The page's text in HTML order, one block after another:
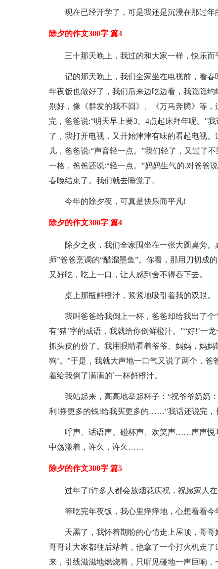
现在已经开学了，可是我还是沉浸在那过年
除夕的作文300字 篇3
三十那天晚上，我过的和大家一样，快乐而
记的那天晚上，我们全家坐在电视前，看
年夜饭也做好了，我们后来边吃边看，我隐隐
别好，像《群发的我不回》、《万马奔腾》等
完，爸爸说:“明天早上要3、4点起床拜年呢。"
了，我打开电视，又开始津津有味的看起电视
儿，爸爸说:“声音轻一点。”我们轻了，又过了
一格，爸爸还说:“轻一点。”妈妈生气的.对爸爸
春晚结束了。我们就去睡觉了。
今年的除夕夜，可真是快乐而平凡!
除夕的作文300字 篇4
除夕之夜，我们全家围坐在一张大圆桌旁
师”爸爸烹调的“醋溜墨鱼”。你看，那用刀切成
又好吃，吃上一口，让人感到舍不得吞下去。
桌上那瓶鲜橙汁，紧紧地吸引着我的双眼。
我叫爸爸给我倒上一杯，爸爸却给我出了
有‘猪’字的成语，我就给你倒鲜橙汁。”“好!‘一
抓头皮的份了。我用眼睛看着爷爷、妈妈，妈妈
狗’。”于是，我就大声地一口气又说了两个，
着给我倒了满满的`一杯鲜橙汁。
我站起来，高高地举起杯子：“祝爷爷奶奶
利!挣更多的钱!给我买更多的……”我话还说完，
呼声、话语声、碰杯声、欢笑声……声声悦
中荡漾着，许久，许久……
除夕的作文300字 篇5
过年了!许多人都会放烟花庆祝，祝愿家人
等吃完年夜饭，我心里痒痒地，心想看看
天黑了，我怀着期盼的心情走上屋顶，哥
哥哥让大家都往后站着，他拿了一个打火机走
来，引线滋滋地燃烧着，只听见碰地一声巨响